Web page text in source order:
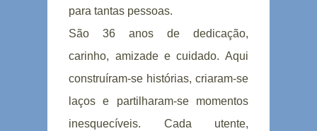
para tantas pessoas.
São 36 anos de dedicação,
carinho, amizade e cuidado. Aqui
construíram-se histórias, criaram-se
laços e partilharam-se momentos
inesquecíveis. Cada utente,